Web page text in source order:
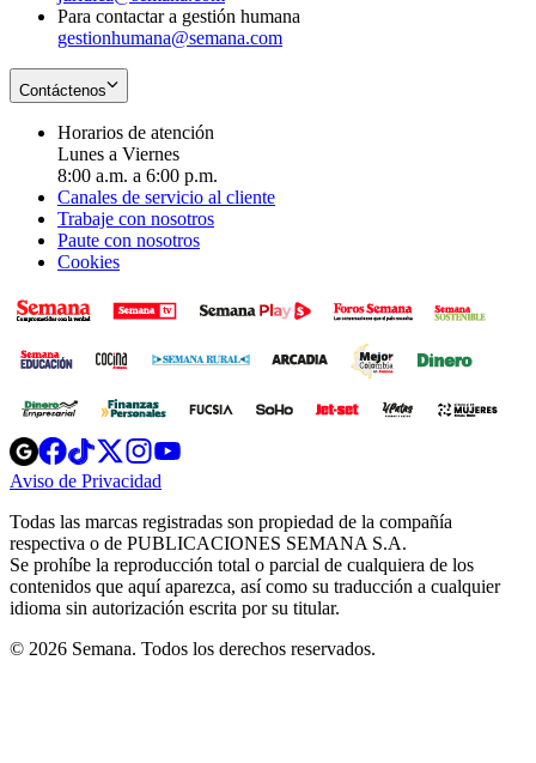
Para contactar a gestión humana
gestionhumana@semana.com
Contáctenos
Horarios de atención
Lunes a Viernes
8:00 a.m. a 6:00 p.m.
Canales de servicio al cliente
Trabaje con nosotros
Paute con nosotros
Cookies
Opens
in
new
Opens
in
new
Opens
in
new
window
Opens
new
windowwindow
Aviso de Privacidad
new
window
Todas las marcas registradas son propiedad de la compañía
respectiva o de PUBLICACIONES SEMANA S.A.
Se prohíbe la reproducción total o parcial de cualquiera de los
contenidos que aquí aparezca, así como su traducción a cualquier
idioma sin autorización escrita por su titular.
© 2026 Semana. Todos los derechos reservados.